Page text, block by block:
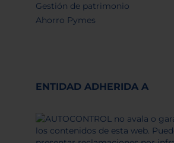
Gestión de patrimonio
Ahorro Pymes
ENTIDAD ADHERIDA A